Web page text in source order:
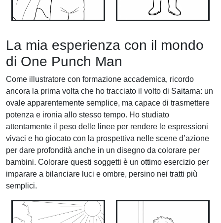
La mia esperienza con il mondo
di One Punch Man
Come illustratore con formazione accademica, ricordo
ancora la prima volta che ho tracciato il volto di Saitama: un
ovale apparentemente semplice, ma capace di trasmettere
potenza e ironia allo stesso tempo. Ho studiato
attentamente il peso delle linee per rendere le espressioni
vivaci e ho giocato con la prospettiva nelle scene d’azione
per dare profondità anche in un disegno da colorare per
bambini. Colorare questi soggetti è un ottimo esercizio per
imparare a bilanciare luci e ombre, persino nei tratti più
semplici.